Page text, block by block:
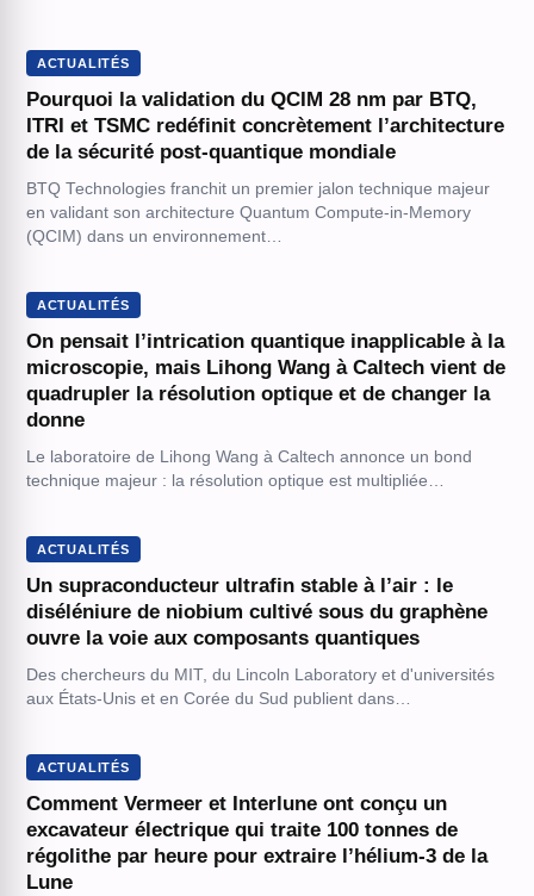
ACTUALITÉS
Pourquoi la validation du QCIM 28 nm par BTQ,
ITRI et TSMC redéfinit concrètement l’architecture
de la sécurité post-quantique mondiale
BTQ Technologies franchit un premier jalon technique majeur
en validant son architecture Quantum Compute-in-Memory
(QCIM) dans un environnement…
ACTUALITÉS
On pensait l’intrication quantique inapplicable à la
microscopie, mais Lihong Wang à Caltech vient de
quadrupler la résolution optique et de changer la
donne
Le laboratoire de Lihong Wang à Caltech annonce un bond
technique majeur : la résolution optique est multipliée…
ACTUALITÉS
Un supraconducteur ultrafin stable à l’air : le
diséléniure de niobium cultivé sous du graphène
ouvre la voie aux composants quantiques
Des chercheurs du MIT, du Lincoln Laboratory et d'universités
aux États-Unis et en Corée du Sud publient dans…
ACTUALITÉS
Comment Vermeer et Interlune ont conçu un
excavateur électrique qui traite 100 tonnes de
régolithe par heure pour extraire l’hélium-3 de la
Lune